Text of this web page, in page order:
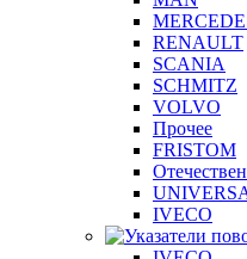
RENAULT
SCANIA
SCHMITZ
VOLVO
Прочее
FRISTOM
IVECO